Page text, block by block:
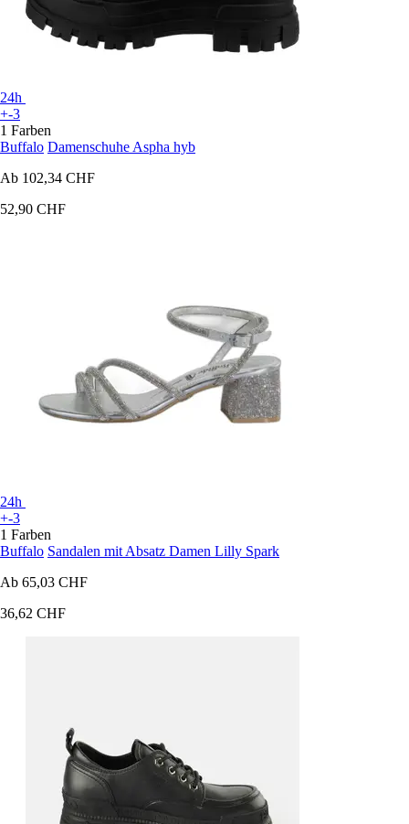
24h
+-3
1 Farben
Buffalo Damenschuhe Aspha hyb
Ab 102,34 CHF
52,90 CHF
24h
+-3
1 Farben
Buffalo Sandalen mit Absatz Damen Lilly Spark
Ab 65,03 CHF
36,62 CHF